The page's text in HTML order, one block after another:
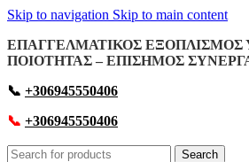
Skip to navigation Skip to main content
ΕΠΑΓΓΕΛΜΑΤΙΚΟΣ ΕΞΟΠΛΙΣΜΟΣ
ΠΟΙΟΤΗΤΑΣ – ΕΠΙΣΗΜΟΣ
📞 +306945550406
📞 +306945550406
Search